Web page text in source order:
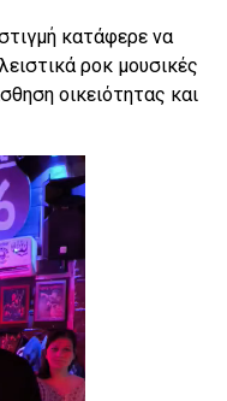
κατάφερε να
ροκ μουσικές
οικειότητας και